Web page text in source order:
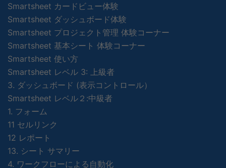
Smartsheet カードビュー体験
Smartsheet ダッシュボード体験
Smartsheet プロジェクト管理 体験コーナー
Smartsheet 基本シート 体験コーナー
Smartsheet 使い方
Smartsheet レベル 3: 上級者
3. ダッシュボード (表示コントロール）
Smartsheet レベル２:中級者
1. フォーム
11 セルリンク
12 レポート
13. シート サマリー
4. ワークフローによる自動化